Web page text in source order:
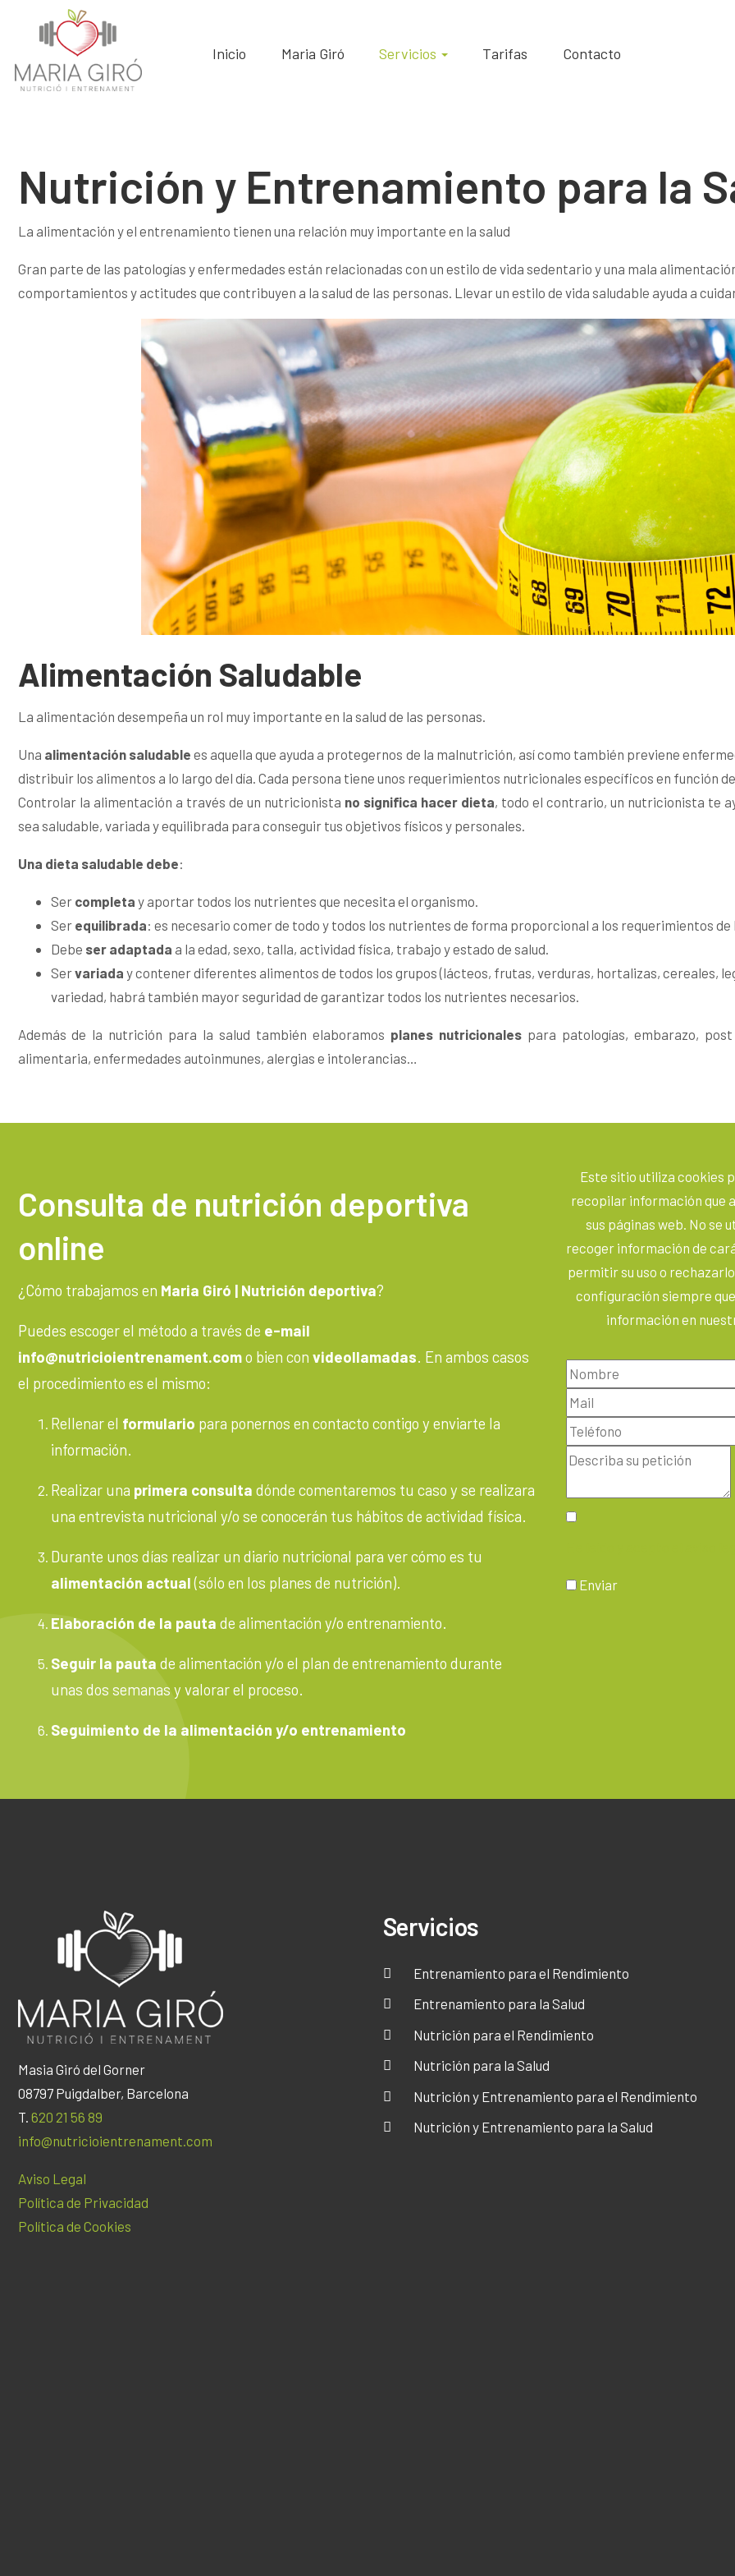
Inicio Maria Giró Servicios Tarifas Contacto
Nutrición y Entrenamiento para la
La alimentación y el entrenamiento tienen una relación muy importante en la salud
Gran parte de las patologías y enfermedades están relacionadas con un estilo de vida sedentario y una mala
comportamientos y actitudes que contribuyen a la salud de las personas. Llevar un estilo de vida saludable ayuda a
Alimentación Saludable
La alimentación desempeña un rol muy importante en la salud de las personas.
Una alimentación saludable es aquella que ayuda a protegernos de la malnutrición, así como también previene
distribuir los alimentos a lo largo del día. Cada persona tiene unos requerimientos nutricionales específicos en función
Controlar la alimentación a través de un nutricionista no significa hacer dieta, todo el contrario, un nutricionista te
sea saludable, variada y equilibrada para conseguir tus objetivos físicos y personales.
Una dieta saludable debe:
Ser completa y aportar todos los nutrientes que necesita el organismo.
Ser equilibrada: es necesario comer de todo y todos los nutrientes de forma proporcional a los requerimientos de
Debe ser adaptada a la edad, sexo, talla, actividad física, trabajo y estado de salud.
Servariada y contener diferentes alimentos de todos los grupos (lácteos, frutas, verduras, hortalizas, cereales,
variedad, habrá también mayor seguridad de garantizar todos los nutrientes necesarios.
Además de la nutrición para la salud también elaboramos planes nutricionales para patologías, embarazo,
alimentaria, enfermedades autoinmunes, alergias e intolerancias…
Consulta de nutrición deportiva
online
¿Cómo trabajamos en Maria Giró | Nutrición deportiva?
Puedes escoger el método a través de e-mail
info@nutricioientrenament.como bien con videollamadas. En ambos casos
el procedimiento es el mismo:
Rellenar el formulario para ponernos en contacto contigo y enviarte la
información.
Realizar una primera consulta dónde comentaremos tu caso y se realizara
una entrevista nutricional y/o se conocerán tus hábitos de actividad física.
Durante unos días realizar un diario nutricional para ver cómo es tu
alimentación actual(sólo en los planes de nutrición).
Elaboración de la pauta de alimentación y/o entrenamiento.
Seguir la pauta de alimentación y/o el plan de entrenamiento durante
unas dos semanas y valorar el proceso.
Seguimiento de la alimentación y/o entrenamiento
Este sitio utiliza cookies
recopilar información que
sus páginas web. No se
recoger información de
permitir su uso o
configuración siempre
información en
Enviar
Masia Giró del Gorner
08797 Puigdalber, Barcelona
T. 620 21 56 89
info@nutricioientrenament.com
Aviso Legal
Política de Privacidad
Política de Cookies
Servicios
Entrenamiento para el Rendimiento
Entrenamiento para la Salud
Nutrición para el Rendimiento
Nutrición para la Salud
Nutrición y Entrenamiento para el Rendimiento
Nutrición y Entrenamiento para la Salud